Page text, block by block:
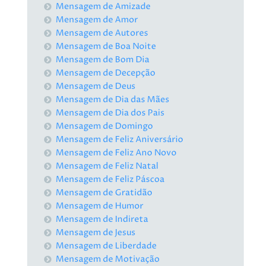
Mensagem de Amizade
Mensagem de Amor
Mensagem de Autores
Mensagem de Boa Noite
Mensagem de Bom Dia
Mensagem de Decepção
Mensagem de Deus
Mensagem de Dia das Mães
Mensagem de Dia dos Pais
Mensagem de Domingo
Mensagem de Feliz Aniversário
Mensagem de Feliz Ano Novo
Mensagem de Feliz Natal
Mensagem de Feliz Páscoa
Mensagem de Gratidão
Mensagem de Humor
Mensagem de Indireta
Mensagem de Jesus
Mensagem de Liberdade
Mensagem de Motivação